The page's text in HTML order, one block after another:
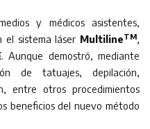
y médicos asistentes,
el sistema láser MultilineTM,
. Aunque demostró, mediante
de tatuajes, depilación,
entre otros procedimientos
beneficios del nuevo método